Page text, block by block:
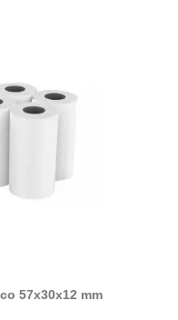
57x30x12 mm